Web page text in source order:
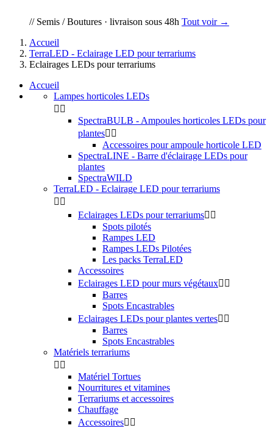
// Semis / Boutures · livraison sous 48h Tout voir →
Accueil
TerraLED - Eclairage LED pour terrariums
Eclairages LEDs pour terrariums
Accueil
Lampes horticoles LEDs
 
SpectraBULB - Ampoules horticoles LEDs pour
plantes 
Accessoires pour ampoule horticole LED
SpectraLINE - Barre d'éclairage LEDs pour
plantes
SpectraWILD
TerraLED - Eclairage LED pour terrariums
 
Eclairages LEDs pour terrariums 
Spots pilotés
Rampes LED
Rampes LEDs Pilotées
Les packs TerraLED
Accessoires
Eclairages LED pour murs végétaux 
Barres
Spots Encastrables
Eclairages LEDs pour plantes vertes 
Barres
Spots Encastrables
Matériels terrariums
 
Matériel Tortues
Nourritures et vitamines
Terrariums et accessoires
Chauffage
Accessoires 